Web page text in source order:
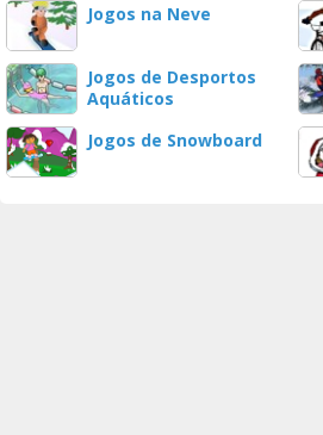
Jogos na Neve
Jogos de Desportos
Aquáticos
Jogos de Snowboard